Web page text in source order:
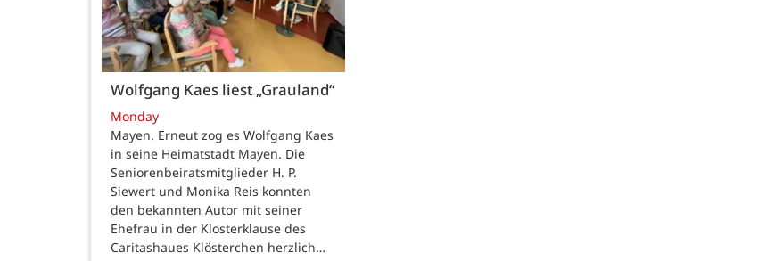
Wolfgang Kaes liest „Grauland“
Monday
Mayen. Erneut zog es Wolfgang Kaes
in seine Heimatstadt Mayen. Die
Seniorenbeiratsmitglieder H. P.
Siewert und Monika Reis konnten
den bekannten Autor mit seiner
Ehefrau in der Klosterklause des
Caritashaues Klösterchen herzlich…